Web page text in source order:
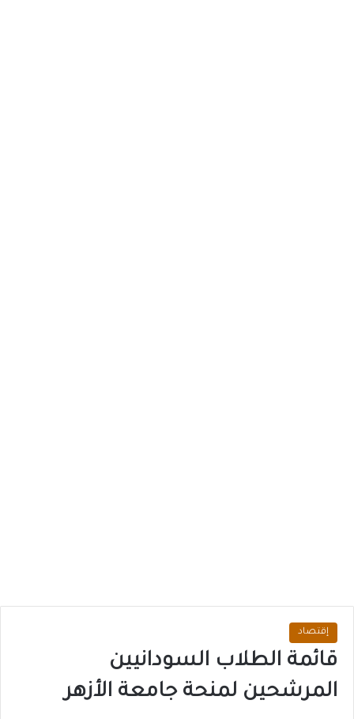
إقتصاد
قائمة الطلاب السودانيين
المرشحين لمنحة جامعة الأزهر